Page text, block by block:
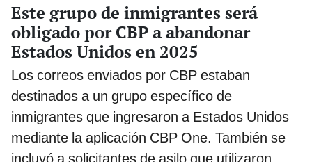
Este grupo de inmigrantes será
obligado por CBP a abandonar
Estados Unidos en 2025
Los correos enviados por CBP estaban
destinados a un grupo específico de
inmigrantes que ingresaron a Estados Unidos
mediante la aplicación CBP One. También se
incluyó a solicitantes de asilo que utilizaron